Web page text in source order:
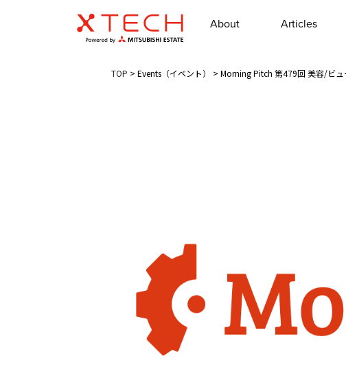
About Articles
TOP > Events（イベント） > Morning Pitch 第479回 美容/ビュ